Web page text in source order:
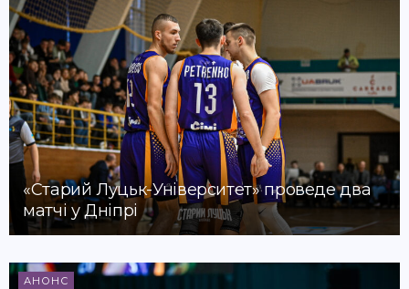
«Старий Луцьк-Університет» проведе два
матчі у Дніпрі
АНОНС